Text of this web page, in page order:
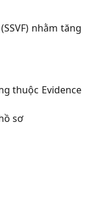
nhằm tăng
thuộc Evidence
sơ